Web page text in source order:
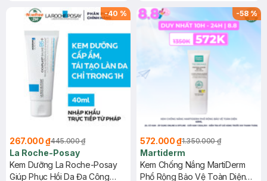
-40 %
267.000 ₫445.000 ₫
La Roche-Posay
Kem Dưỡng La Roche-Posay
Giúp Phục Hồi Da Đa Công
-58%
572.000 ₫1.350.000 ₫
Martiderm
Kem Chống Nắng MartiDerm
Phổ Rộng Bảo Vệ Toàn Diện